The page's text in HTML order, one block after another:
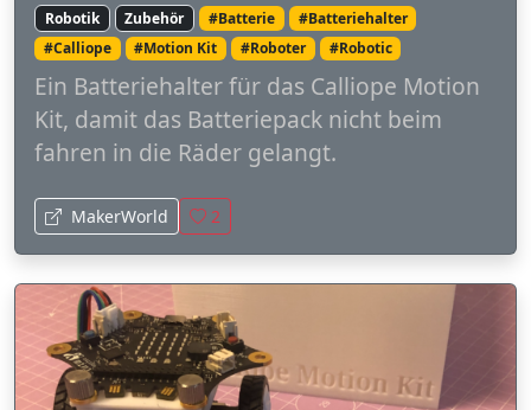
Robotik Zubehör #Batterie
#Batteriehalter
#Calliope
#Motion Kit #Roboter #Robotic
Ein Batteriehalter für das Calliope Motion
Kit, damit das Batteriepack nicht beim
fahren in die Räder gelangt.
MakerWorld 2